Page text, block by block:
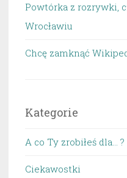
Powtórka z rozrywki,
Wrocławiu
Chcę zamknąć
Kategorie
A co Ty zrobiłeś dla… ?
Ciekawostki